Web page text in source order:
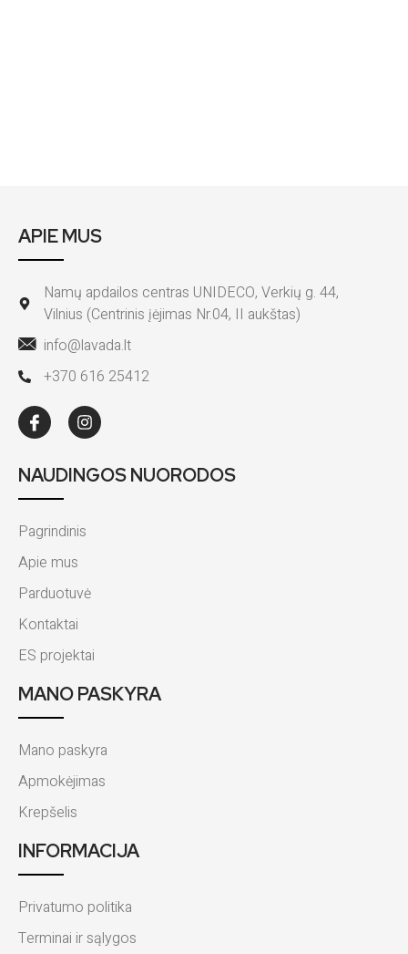
APIE MUS
Namų apdailos centras UNIDECO, Verkių g. 44,
Vilnius (Centrinis įėjimas Nr.04, II aukštas)
info@lavada.lt
+370 616 25412
NAUDINGOS NUORODOS
Pagrindinis
Apie mus
Parduotuvė
Kontaktai
ES projektai
MANO PASKYRA
Mano paskyra
Apmokėjimas
Krepšelis
INFORMACIJA
Privatumo politika
Terminai ir sąlygos